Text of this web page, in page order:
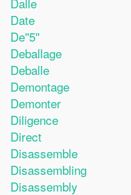
Date
De''5''
Deballage
Deballe
Demontage
Demonter
Diligence
Direct
Disassemble
Disassembling
Disassembly